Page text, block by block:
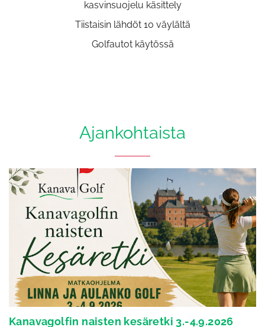
kasvinsuojelu käsittely
Tiistaisin lähdöt 10 väylältä
Golfautot käytössä
Ajankohtaista
Kanavagolfin naisten kesäretki 3.-4.9.2026